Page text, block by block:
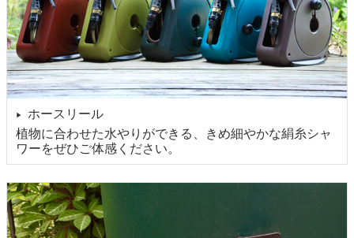
▶
ホースリール
植物に合わせた水やりができる、きめ細やかな絹糸シャ
ワーをぜひご体感ください。